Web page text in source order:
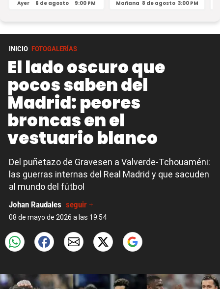
Ayer 6 de agosto 9:00 PM Mañana 8 de agosto 3:00 PM
INICIO FOTOGALERÍAS
El lado oscuro que
pocos saben del
Madrid: peores
broncas en el
vestuario blanco
Del puñetazo de Gravesen a Valverde-Tchouaméni:
las guerras internas del Real Madrid y que sacuden
al mundo del fútbol
Johan Raudales seguir +
08 de mayo de 2026 a las 19:54